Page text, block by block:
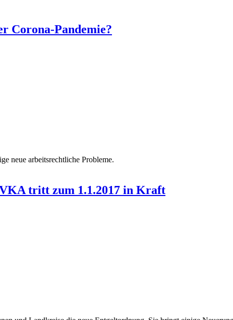
Corona-Pandemie?
neue arbeitsrechtliche Probleme.
tritt zum 1.1.2017 in Kraft